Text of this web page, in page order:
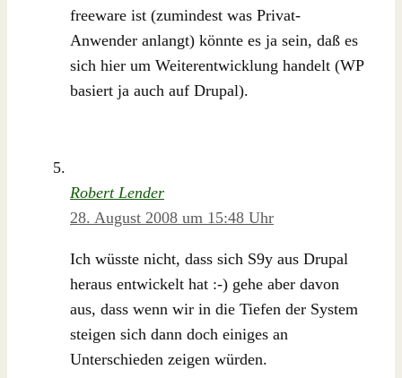
freeware ist (zumindest was Privat-
Anwender anlangt) könnte es ja sein, daß es
sich hier um Weiterentwicklung handelt (WP
basiert ja auch auf Drupal).
Robert Lender
28. August 2008 um 15:48 Uhr
Ich wüsste nicht, dass sich S9y aus Drupal
heraus entwickelt hat :-) gehe aber davon
aus, dass wenn wir in die Tiefen der System
steigen sich dann doch einiges an
Unterschieden zeigen würden.